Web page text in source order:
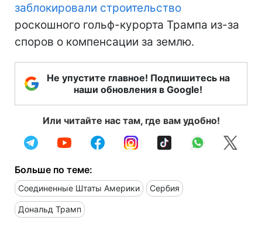
заблокировали строительство
роскошного гольф-курорта Трампа из-за
споров о компенсации за землю.
Не упустите главное! Подпишитесь на
наши обновления в Google!
Или читайте нас там, где вам удобно!
Больше по теме:
Соединенные Штаты Америки Сербия
Дональд Трамп